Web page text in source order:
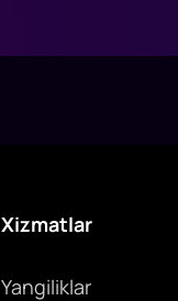
Xizmatlar
Yangiliklar